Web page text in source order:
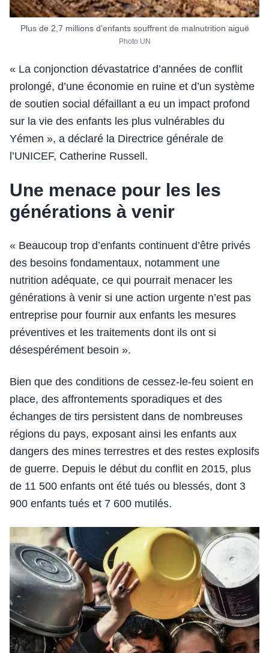
Plus de 2,7 millions d’enfants souffrent de malnutrition aiguë
Photo UN
« La conjonction dévastatrice d’années de conflit
prolongé, d’une économie en ruine et d’un système
de soutien social défaillant a eu un impact profond
sur la vie des enfants les plus vulnérables du
Yémen », a déclaré la Directrice générale de
l’UNICEF, Catherine Russell.
Une menace pour les les
générations à venir
« Beaucoup trop d’enfants continuent d’être privés
des besoins fondamentaux, notamment une
nutrition adéquate, ce qui pourrait menacer les
générations à venir si une action urgente n’est pas
entreprise pour fournir aux enfants les mesures
préventives et les traitements dont ils ont si
désespérément besoin ».
Bien que des conditions de cessez-le-feu soient en
place, des affrontements sporadiques et des
échanges de tirs persistent dans de nombreuses
régions du pays, exposant ainsi les enfants aux
dangers des mines terrestres et des restes explosifs
de guerre. Depuis le début du conflit en 2015, plus
de 11 500 enfants ont été tués ou blessés, dont 3
900 enfants tués et 7 600 mutilés.